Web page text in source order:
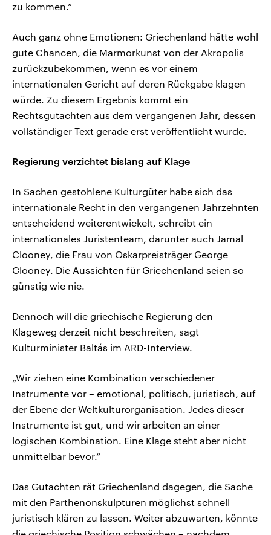
zu kommen.“
Auch ganz ohne Emotionen: Griechenland hätte wohl
gute Chancen, die Marmorkunst von der Akropolis
zurückzubekommen, wenn es vor einem
internationalen Gericht auf deren Rückgabe klagen
würde. Zu diesem Ergebnis kommt ein
Rechtsgutachten aus dem vergangenen Jahr, dessen
vollständiger Text gerade erst veröffentlicht wurde.
Regierung verzichtet bislang auf Klage
In Sachen gestohlene Kulturgüter habe sich das
internationale Recht in den vergangenen Jahrzehnten
entscheidend weiterentwickelt, schreibt ein
internationales Juristenteam, darunter auch Jamal
Clooney, die Frau von Oskarpreisträger George
Clooney. Die Aussichten für Griechenland seien so
günstig wie nie.
Dennoch will die griechische Regierung den
Klageweg derzeit nicht beschreiten, sagt
Kulturminister Baltás im ARD-Interview.
„Wir ziehen eine Kombination verschiedener
Instrumente vor – emotional, politisch, juristisch, auf
der Ebene der Weltkulturorganisation. Jedes dieser
Instrumente ist gut, und wir arbeiten an einer
logischen Kombination. Eine Klage steht aber nicht
unmittelbar bevor.“
Das Gutachten rät Griechenland dagegen, die Sache
mit den Parthenonskulpturen möglichst schnell
juristisch klären zu lassen. Weiter abzuwarten, könnte